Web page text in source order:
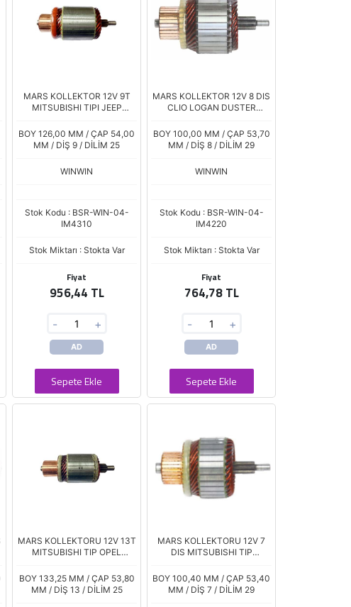
MARS KOLLEKTOR 12V 9T
MITSUBISHI TIPI JEEP
CHRYSLER IM-4240
BOY 126,00 MM / ÇAP 54,00
MM / DİŞ 9 / DİLİM 25
WINWIN
Stok Kodu : BSR-WIN-04-
IM4310
Stok Miktarı : Stokta Var
Fiyat
956,44 TL
- +
AD
Sepete Ekle
MARS KOLLEKTOR 12V 8 DIS
CLIO LOGAN DUSTER
BOY 100,00 MM / ÇAP 53,70
MM / DİŞ 8 / DİLİM 29
WINWIN
Stok Kodu : BSR-WIN-04-
IM4220
Stok Miktarı : Stokta Var
Fiyat
764,78 TL
- +
AD
Sepete Ekle
MARS KOLLEKTORU 12V 13T
MITSUBISHI TIP OPEL
MASTER 2.3D NISSAN 2.3D
BOY 133,25 MM / ÇAP 53,80
MM / DİŞ 13 / DİLİM 25
MARS KOLLEKTORU 12V 7
DIS MITSUBISHI TIP
2007 MINI ONE 1,6 R56 2006
IM4202
BOY 100,40 MM / ÇAP 53,40
MM / DİŞ 7 / DİLİM 29